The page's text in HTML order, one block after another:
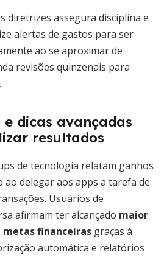
diretrizes assegura disciplina e
alertas de gastos para ser
ao se aproximar de
revisões quinzenais para
e dicas avançadas
resultados
de tecnologia relatam ganhos
ao delegar aos apps a tarefa de
Usuários de
afirmam ter alcançado maior
metas financeiras graças à
automática e relatórios